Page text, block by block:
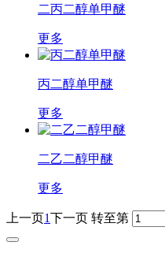
二丙二醇单甲醚
更多
丙二醇单甲醚
更多
二乙二醇甲醚
更多
上一页1下一页 转至第